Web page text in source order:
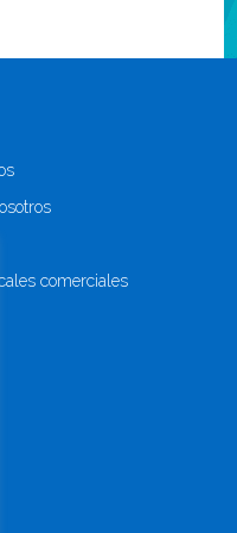
comerciales